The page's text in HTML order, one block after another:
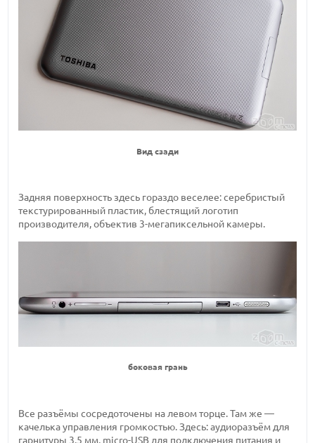
Вид сзади
Задняя поверхность здесь гораздо веселее: серебристый
текстурированный пластик, блестящий логотип
производителя, объектив 3-мегапиксельной камеры.
боковая грань
Все разъёмы сосредоточены на левом торце. Там же —
качелька управления громкостью. Здесь: аудиоразъём для
гарнитуры 3,5 мм, micro-USB для подключения питания и